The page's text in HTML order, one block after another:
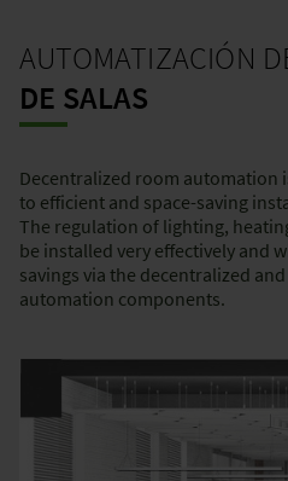
AUTOMATIZACIÓN
DE SALAS
Decentralized room automation
to efficient and space-saving
The regulation of lighting,
be installed very effectively and
savings via the decentralized
automation components.